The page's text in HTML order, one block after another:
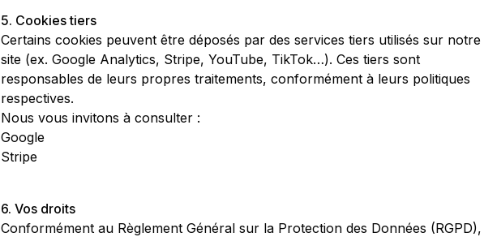
5. Cookies tiers
Certains cookies peuvent être déposés par des services tiers utilisés sur notre
site (ex. Google Analytics, Stripe, YouTube, TikTok…). Ces tiers sont
responsables de leurs propres traitements, conformément à leurs politiques
respectives.
Nous vous invitons à consulter :
Google
Stripe
6. Vos droits
Conformément au Règlement Général sur la Protection des Données (RGPD),